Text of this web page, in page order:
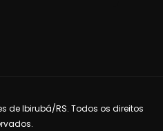
de Ibirubá/RS. Todos os direitos